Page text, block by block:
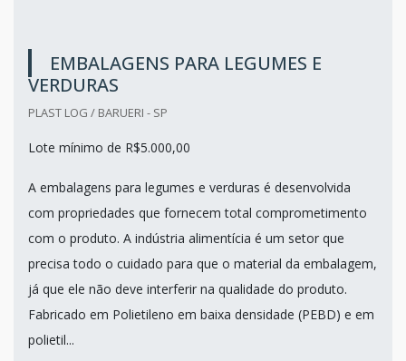
EMBALAGENS PARA LEGUMES E
VERDURAS
PLAST LOG / BARUERI - SP
Lote mínimo de R$5.000,00
A embalagens para legumes e verduras é desenvolvida
com propriedades que fornecem total comprometimento
com o produto. A indústria alimentícia é um setor que
precisa todo o cuidado para que o material da embalagem,
já que ele não deve interferir na qualidade do produto.
Fabricado em Polietileno em baixa densidade (PEBD) e em
polietil...